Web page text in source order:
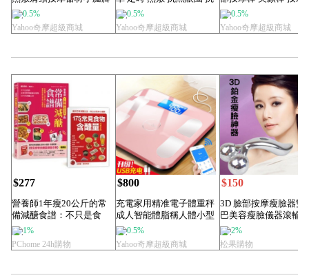
底按摩器美腰肩頸...
0.5%
Yahoo奇摩超級商城
皺紋疲...
0.5%
Yahoo奇摩超級商城
0.5%
Yahoo奇摩超級商城
$277
營養師1年瘦20公斤的常
備減醣食譜：不只是食
譜，是專業營養師...
1%
PChome 24h購物
$800
充電家用精准電子體重秤
成人智能體脂稱人體小型
減肥健康女測脂肪
0.5%
Yahoo奇摩超級商城
$150
3D 臉部按摩瘦臉器雙
巴美容瘦臉儀器滾輪
棒減肥瘦臉V臉...
2%
松果購物